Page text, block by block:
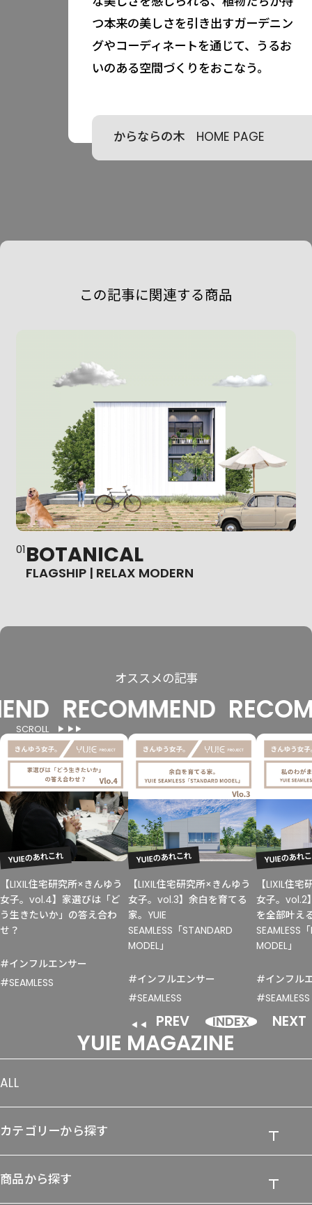
つ本来の美しさを引き出すガーデニン
グやコーディネートを通じて、うるお
いのある空間づくりをおこなう。
からならの木 HOME PAGE
この記事に関連する商品
BOTANICAL
FLAGSHIP | RELAX MODERN
オススメの記事
RECOMMEND
SCROLL
YUIEのあれこれ
【LIXIL住宅研究所×きんゆう
女子。vol.4】家選びは「ど
う生きたいか」の答え合わ
せ？
#インフルエンサー
#SEAMLESS
YUIEのあれこれ
【LIXIL住宅研究所×きんゆう
女子。vol.3】余白を育てる
家。YUIE
SEAMLESS「STANDARD
MODEL」
#インフルエンサー
#SEAMLESS
YUIEのあれ
【LIXIL住
女子。vol.2
を全部叶え
SEAMLESS
MODEL」
#インフル
#SEAMLESS
PREV INDEX NEXT
YUIE MAGAZINE
ALL
カテゴリーから探す
商品から探す